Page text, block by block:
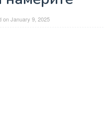
onJanuary 9, 2025